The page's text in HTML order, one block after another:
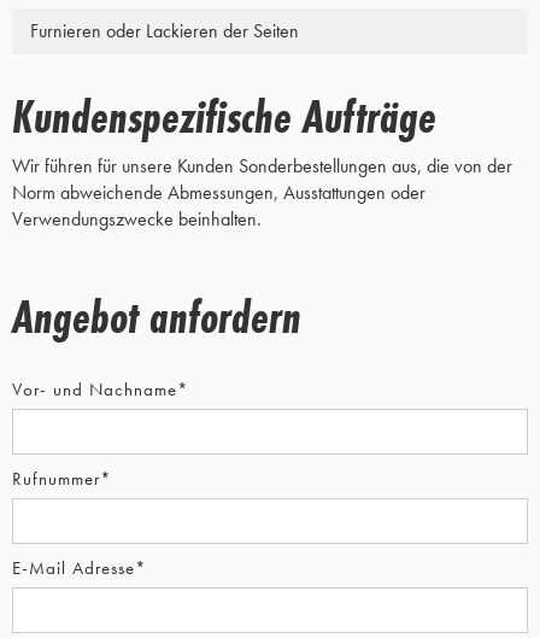
Furnieren oder Lackieren der Seiten
Kundenspezifische Aufträge
Wir führen für unsere Kunden Sonderbestellungen aus, die von der
Norm abweichende Abmessungen, Ausstattungen oder
Verwendungszwecke beinhalten.
Angebot anfordern
Vor- und Nachname*
Rufnummer*
E-Mail Adresse*